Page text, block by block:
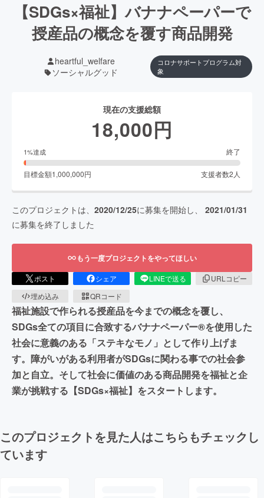
【SDGs×福祉】バナナペーパーで
授産品の概念を覆す商品開発
heartful_welfare
ソーシャルグッド
コロナサポートプログラム対
象
現在の支援総額
18,000円
1%達成 終了
目標金額1,000,000円 支援者数2 人
このプロジェクトは、 2020/12/25に募集を開始し、 2021/01/31
に募集を終了しました
もう一度プロジェクトをやってほしい
ポスト シェア LINEで送る
URLコピー
埋め込み
QRコード
福祉施設で作られる授産品を今までの概念を覆し、
SDGs全ての項目に合致するバナナペーパー®を使用した
社会に意義のある「ステキなモノ」として作り上げま
す。障がいがある利用者がSDGsに関わる事での社会参
加と自立。そして社会に価値のある商品開発を福祉と企
業が挑戦する【SDGs×福祉】をスタートします。
このプロジェクトを見た人はこちらもチェックし
ています